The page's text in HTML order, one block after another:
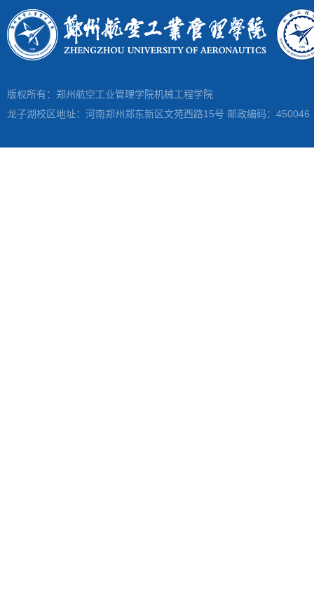
版权所有：郑州航空工业管理学院机械工程学院
龙子湖校区地址：河南郑州郑东新区文苑西路15号 邮政编码：450046